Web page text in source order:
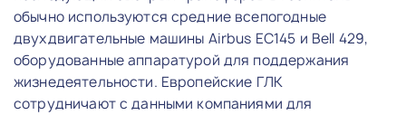
обычно используются средние всепогодные
двухдвигательные машины Airbus EC145 и Bell 429,
оборудованные аппаратурой для поддержания
жизнедеятельности. Европейские ГЛК
сотрудничают с данными компаниями для